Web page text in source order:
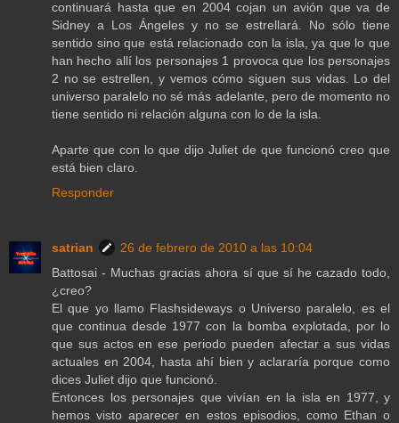
continuará hasta que en 2004 cojan un avión que va de
Sidney a Los Ángeles y no se estrellará. No sólo tiene
sentido sino que está relacionado con la isla, ya que lo que
han hecho allí los personajes 1 provoca que los personajes
2 no se estrellen, y vemos cómo siguen sus vidas. Lo del
universo paralelo no sé más adelante, pero de momento no
tiene sentido ni relación alguna con lo de la isla.
Aparte que con lo que dijo Juliet de que funcionó creo que
está bien claro.
Responder
satrian
26 de febrero de 2010 a las 10:04
Battosai - Muchas gracias ahora sí que sí he cazado todo,
¿creo?
El que yo llamo Flashsideways o Universo paralelo, es el
que continua desde 1977 con la bomba explotada, por lo
que sus actos en ese periodo pueden afectar a sus vidas
actuales en 2004, hasta ahí bien y aclararía porque como
dices Juliet dijo que funcionó.
Entonces los personajes que vivían en la isla en 1977, y
hemos visto aparecer en estos episodios, como Ethan o